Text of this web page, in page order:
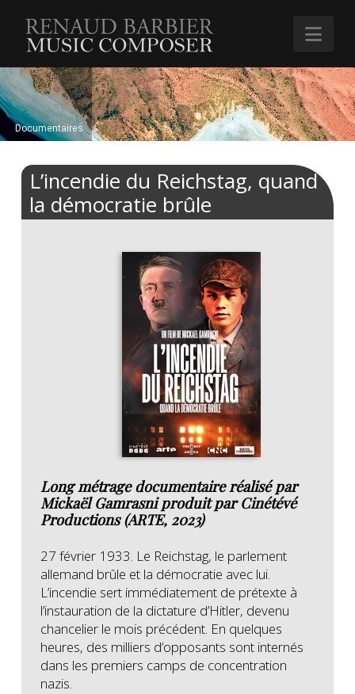
Renaud
Barbier
Documentaires
L’incendie du Reichstag, quand
la démocratie brûle
Long métrage documentaire réalisé par
Mickaël Gamrasni produit par Cinétévé
Productions (ARTE, 2023)
27 février 1933. Le Reichstag, le parlement
allemand brûle et la démocratie avec lui.
L’incendie sert immédiatement de prétexte à
l’instauration de la dictature d’Hitler, devenu
chancelier le mois précédent. En quelques
heures, des milliers d’opposants sont internés
dans les premiers camps de concentration
nazis.